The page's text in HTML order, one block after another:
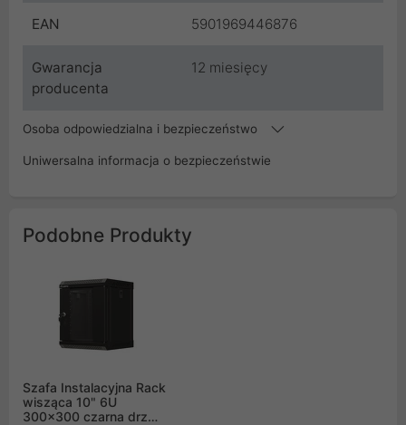
EAN 5901969446876
Gwarancja
producenta
12 miesięcy
Osoba odpowiedzialna i bezpieczeństwo
Uniwersalna informacja o bezpieczeństwie
Podobne Produkty
Szafa Instalacyjna Rack
wisząca 10" 6U
300x300 czarna drzwi